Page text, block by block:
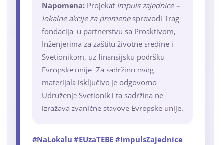
Napomena: Projekat Impuls zajednice –
lokalne akcije za promenesprovodi Trag
fondacija, u partnerstvu sa Proaktivom,
Inženjerima za zaštitu životne sredine i
Svetionikom, uz finansijsku podršku
Evropske unije. Za sadržinu ovog
materijala isključivo je odgovorno
Udruženje Svetionik i ta sadržina ne
izražava zvanične stavove Evropske unije.
#NaLokalu #EUzaTEBE #ImpulsZajednice